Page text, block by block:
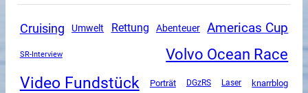
Cruising Umwelt Rettung Abenteuer Americas Cup
SR-Interview Volvo Ocean Race
Video Fundstück Porträt DGzRS Laser knarrblog